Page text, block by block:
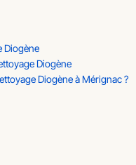
Diogène
Diogène
Diogène à Mérignac ?